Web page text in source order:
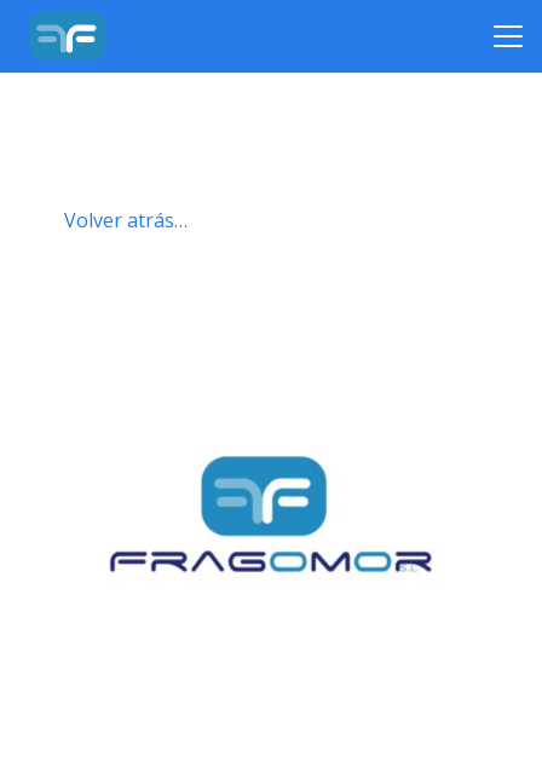
Volver atrás…